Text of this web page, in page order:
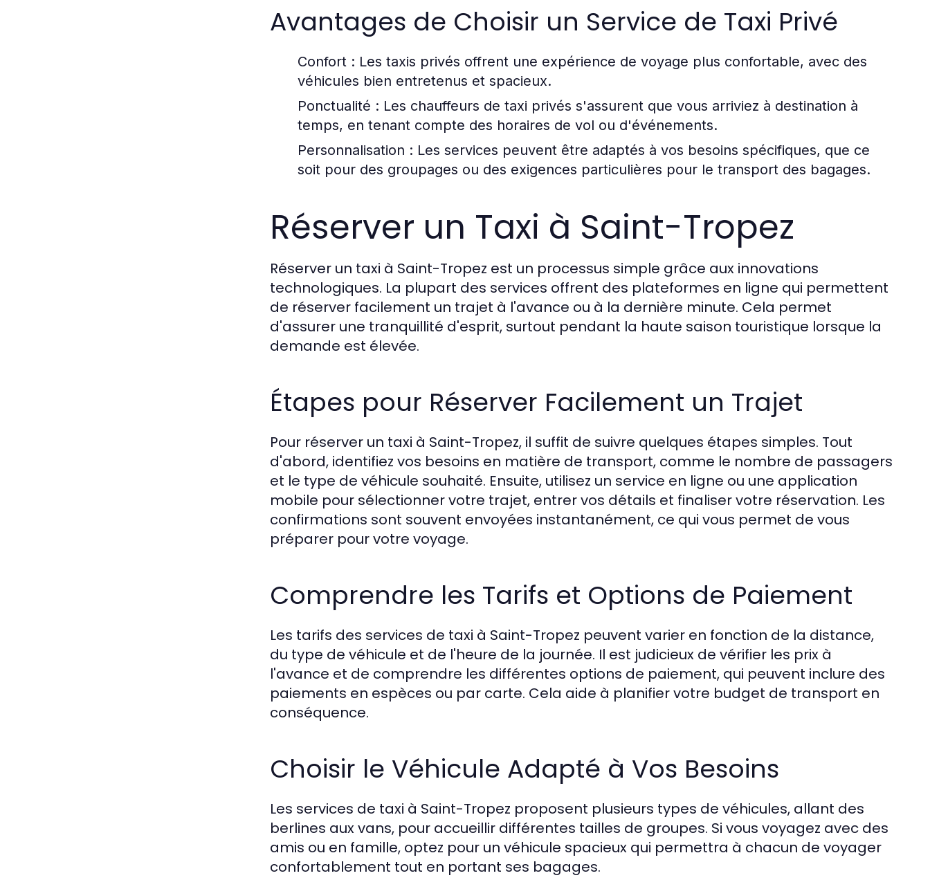
Avantages de Choisir un Service de Taxi Privé
Confort : Les taxis privés offrent une expérience de voyage plus confortable, avec des
véhicules bien entretenus et spacieux.
Ponctualité : Les chauffeurs de taxi privés s'assurent que vous arriviez à destination à
temps, en tenant compte des horaires de vol ou d'événements.
Personnalisation : Les services peuvent être adaptés à vos besoins spécifiques, que ce
soit pour des groupages ou des exigences particulières pour le transport des bagages.
Réserver un Taxi à Saint-Tropez
Réserver un taxi à Saint-Tropez est un processus simple grâce aux innovations
technologiques. La plupart des services offrent des plateformes en ligne qui permettent
de réserver facilement un trajet à l'avance ou à la dernière minute. Cela permet
d'assurer une tranquillité d'esprit, surtout pendant la haute saison touristique lorsque la
demande est élevée.
Étapes pour Réserver Facilement un Trajet
Pour réserver un taxi à Saint-Tropez, il suffit de suivre quelques étapes simples. Tout
d'abord, identifiez vos besoins en matière de transport, comme le nombre de passagers
et le type de véhicule souhaité. Ensuite, utilisez un service en ligne ou une application
mobile pour sélectionner votre trajet, entrer vos détails et finaliser votre réservation. Les
confirmations sont souvent envoyées instantanément, ce qui vous permet de vous
préparer pour votre voyage.
Comprendre les Tarifs et Options de Paiement
Les tarifs des services de taxi à Saint-Tropez peuvent varier en fonction de la distance,
du type de véhicule et de l'heure de la journée. Il est judicieux de vérifier les prix à
l'avance et de comprendre les différentes options de paiement, qui peuvent inclure des
paiements en espèces ou par carte. Cela aide à planifier votre budget de transport en
conséquence.
Choisir le Véhicule Adapté à Vos Besoins
Les services de taxi à Saint-Tropez proposent plusieurs types de véhicules, allant des
berlines aux vans, pour accueillir différentes tailles de groupes. Si vous voyagez avec des
amis ou en famille, optez pour un véhicule spacieux qui permettra à chacun de voyager
confortablement tout en portant ses bagages.